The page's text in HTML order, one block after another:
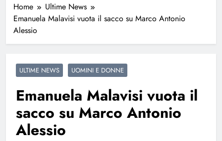
Home
Ultime News
Emanuela Malavisi vuota il sacco su Marco Antonio
Alessio
ULTIME NEWS UOMINI E DONNE
Emanuela Malavisi vuota il
sacco su Marco Antonio
Alessio